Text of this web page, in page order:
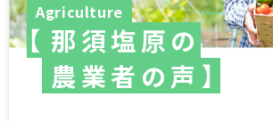
Agriculture
那須塩原の
農業者の声